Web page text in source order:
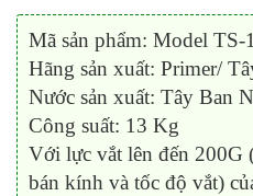
Mã sản phẩm: Model TS-
Hãng sản xuất: Primer/
Nước sản xuất: Tây Ban
Công suất: 13 Kg
Với lực vắt lên đến 200G
bán kính và tốc độ vắt)